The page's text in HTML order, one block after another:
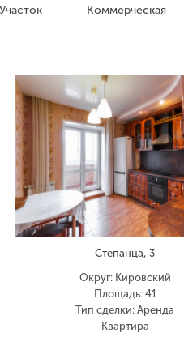
Участок Коммерческая
Степанца, 3
Округ: Кировский
Площадь: 41
Тип сделки: Аренда
Квартира